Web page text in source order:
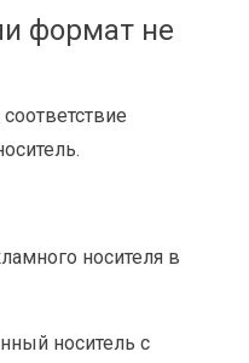
формат не
носителя в
носитель с